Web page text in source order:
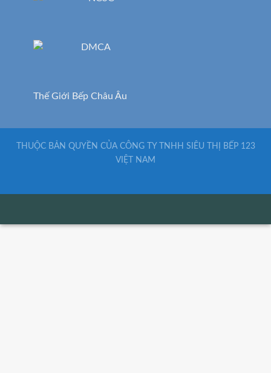
Thế Giới Bếp Châu Âu
THUỘC BẢN QUYỀN CỦA CÔNG TY TNHH SIÊU THỊ BẾP 123
VIỆT NAM